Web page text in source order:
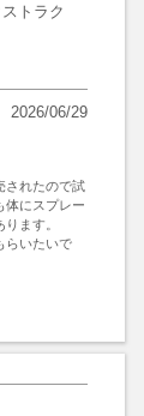
トラク
2026/06/29
されたので試
体にスプレー
ます。
らいたいで